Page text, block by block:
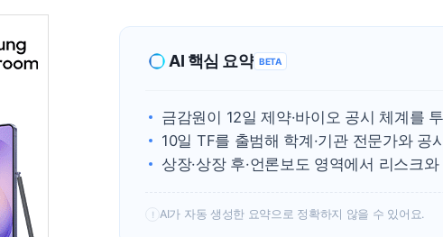
AI 핵심 요약 BETA
금감원이 12일 제약·바이오 공시 체계를
10일 TF를 출범해 학계·기관 전문가와 공
상장·상장 후·언론보도 영역에서 리스크
! AI가 자동 생성한 요약으로 정확하지 않을 수 있어요.